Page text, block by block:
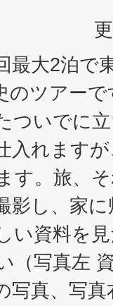
最大2泊で
のツアー
ついでに
入れます
す。旅、
影し、家
い資料を
（写真左
写真、写